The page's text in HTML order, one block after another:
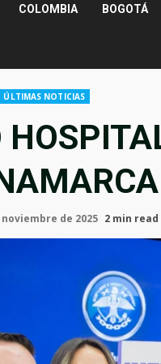
COLOMBIA BOGOTÁ
ÚLTIMAS NOTICIAS
noviembre de 2025 2 min read